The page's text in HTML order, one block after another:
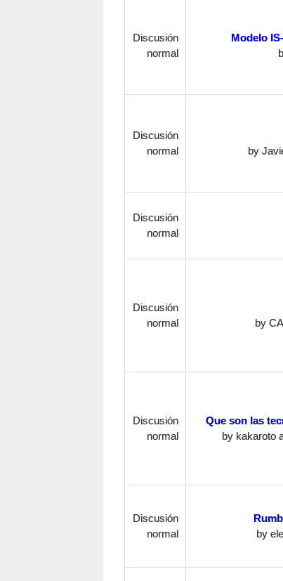
Discusión
normal
Modelo
Discusión
normal
by
Discusión
normal
Discusión
normal
by
Discusión
normal
Que son las
by kakaroto
Discusión
normal
by